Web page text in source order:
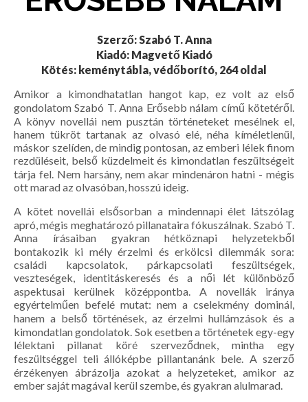
Szerző: Szabó T. Anna
Kiadó: Magvető Kiadó
Kötés: keménytábla, védőborító, 264 oldal
Amikor a kimondhatatlan hangot kap, ez volt az első
gondolatom Szabó T. Anna Erősebb nálam című kötetéről.
A könyv novellái nem pusztán történeteket mesélnek el,
hanem tükröt tartanak az olvasó elé, néha kíméletlenül,
máskor szelíden, de mindig pontosan, az emberi lélek finom
rezdüléseit, belső küzdelmeit és kimondatlan feszültségeit
tárja fel. Nem harsány, nem akar mindenáron hatni - mégis
ott marad az olvasóban, hosszú ideig.
A kötet novellái elsősorban a mindennapi élet látszólag
apró, mégis meghatározó pillanataira fókuszálnak. Szabó T.
Anna írásaiban gyakran hétköznapi helyzetekből
bontakozik ki mély érzelmi és erkölcsi dilemmák sora:
családi kapcsolatok, párkapcsolati feszültségek,
veszteségek, identitáskeresés és a női lét különböző
aspektusai kerülnek középpontba. A novellák iránya
egyértelműen befelé mutat: nem a cselekmény dominál,
hanem a belső történések, az érzelmi hullámzások és a
kimondatlan gondolatok. Sok esetben a történetek egy-egy
lélektani pillanat köré szerveződnek, mintha egy
feszültséggel teli állóképbe pillantanánk bele. A szerző
érzékenyen ábrázolja azokat a helyzeteket, amikor az
ember saját magával kerül szembe, és gyakran alulmarad.